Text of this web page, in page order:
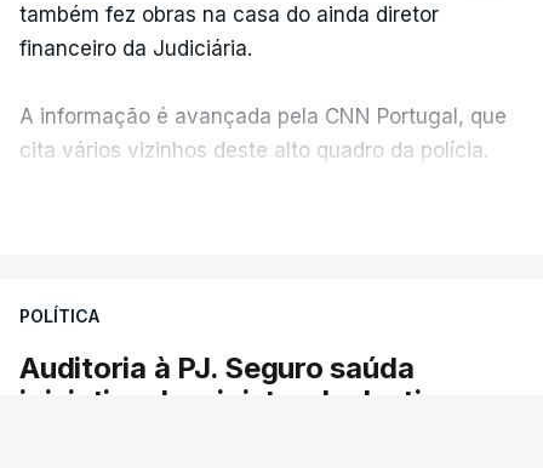
também fez obras na casa do ainda diretor
financeiro da Judiciária.
A informação é avançada pela CNN Portugal, que
cita vários vizinhos deste alto quadro da polícia.
apreendido numa operação de droga.
POLÍTICA
Auditoria à PJ. Seguro saúda
iniciativa da ministra da Justiça